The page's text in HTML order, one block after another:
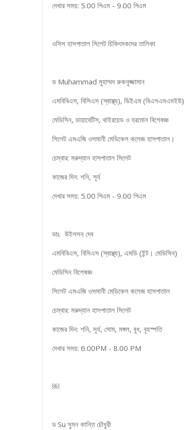
দেখার সময়: 5.00 পিএম - 9.00 পিএম
ওসিস হাসপাতাল সিলেট চিকিৎসকদের তালিকা
ড Muhammad মুহাম্মদ রুকনুজ্জামান
এমবিবিএস, বিসিএস (স্বাস্থ্য), ডিইএম (বিএসএমএমইউ)
মেডিসিন, ডায়াবেটিস, থাইরয়েড ও হরমোন বিশেষজ্ঞ
সিলেট এমএজি ওসমানী মেডিকেল কলেজ হাসপাতাল।
চেম্বার: মরুদ্যান হাসপাতাল সিলেট
কাজের দিন: শনি, সূর্য
দেখার সময়: 5.00 পিএম - 9.00 পিএম
ডাঃ. উইলসন দেব
এমবিবিএস, বিসিএস (স্বাস্থ্য), এমডি (ইন্ট। মেডিসিন)
মেডিসিন বিশেষজ্ঞ
সিলেট এমএজি ওসমানী মেডিকেল কলেজ হাসপাতাল
চেম্বার: মরুদ্যান হাসপাতাল সিলেট
কাজের দিন: শনি, সূর্য, সোম, মঙ্গল, বুধ, বৃহস্পতি
দেখার সময়: 6.00PM - 8.00 PM
￼
ড Su সুমন কান্তি চৌধুরী